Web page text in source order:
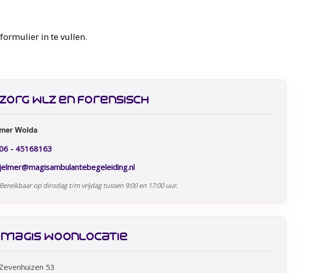
in te vullen.
wlz en forensisch
Wolda
- 45168163
jelmer@magisambulantebegeleiding.nl
Bereikbaar op dinsdag t/m vrijdag tussen 9:00 en 17:00 uur.
magis woonlocatie
Zevenhuizen 53